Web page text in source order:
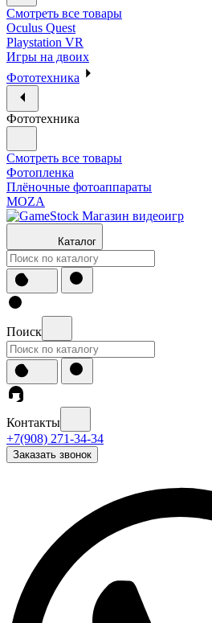
Смотреть все товары
Oculus Quest
Playstation VR
Игры на двоих
Фототехника
Фототехника
Смотреть все товары
Фотопленка
Плёночные фотоаппараты
MOZA
Каталог
Поиск
Контакты
+7(908) 271-34-34
Заказать звонок